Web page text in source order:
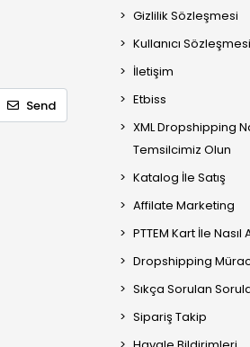
Send
Gizlilik Sözleşmesi
Kullanıcı Sözleşmesi
İletişim
Etbiss
XML Dropshipping
Temsilcimiz Olun
Katalog İle Satış
Affilate Marketing
PTTEM Kart İle Nasıl
Dropshipping
Sıkça Sorulan
Sipariş Takip